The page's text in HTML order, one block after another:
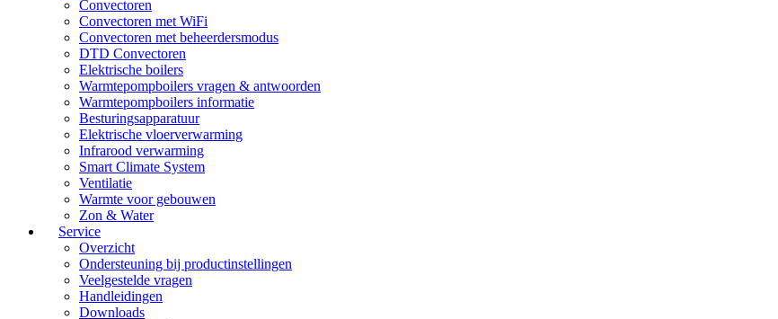
Convectoren
Convectoren met WiFi
Convectoren met beheerdersmodus
DTD Convectoren
Elektrische boilers
Warmtepompboilers vragen & antwoorden
Warmtepompboilers informatie
Besturingsapparatuur
Elektrische vloerverwarming
Infrarood verwarming
Smart Climate System
Ventilatie
Warmte voor gebouwen
Zon & Water
Service
Overzicht
Ondersteuning bij productinstellingen
Veelgestelde vragen
Handleidingen
Downloads